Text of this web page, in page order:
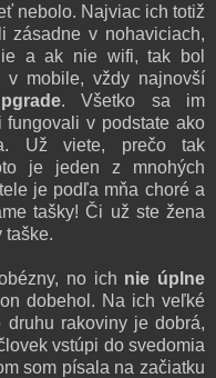
nebolo. Najviac ich totiž
zásadne v nohaviciach,
a ak nie wifi, tak bol
v mobile, vždy najnovší
. Všetko sa im
v podstate ako
Už viete, prečo tak
je jeden z mnohých
je podľa mňa choré a
tašky! Či už ste žena
taške.
no ich nie úplne
dobehol. Na ich veľké
rakoviny je dobrá,
vstúpi do svedomia
som písala na začiatku